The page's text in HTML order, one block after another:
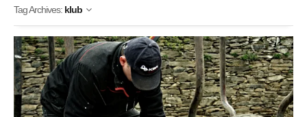
Tag Archives: klub